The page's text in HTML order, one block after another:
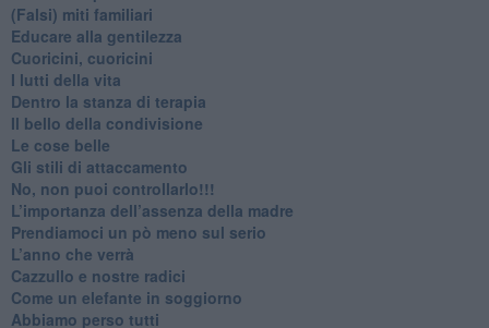
​(Falsi) miti familiari
​Educare alla gentilezza
​Cuoricini, cuoricini
I lutti della vita
​Dentro la stanza di terapia
​Il bello della condivisione
Le cose belle
​Gli stili di attaccamento
No, non puoi controllarlo!!!
​L’importanza dell’assenza della madre
​Prendiamoci un pò meno sul serio
​L’anno che verrà
​Cazzullo e nostre radici
​Come un elefante in soggiorno
​Abbiamo perso tutti